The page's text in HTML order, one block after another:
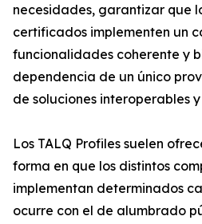
necesidades, garantizar que
certificados implementen un
funcionalidades coherente y
dependencia de un único
de soluciones interoperables
Los TALQ Profiles suelen
forma en que los distintos
implementan determinados
ocurre con el de alumbrado